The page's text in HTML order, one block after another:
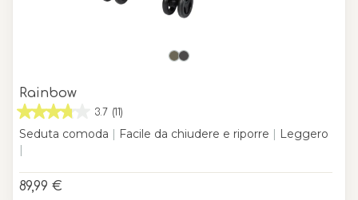
Rainbow
3.7 (11)
Seduta comoda | Facile da chiudere e riporre | Leggero
|
89,99 €